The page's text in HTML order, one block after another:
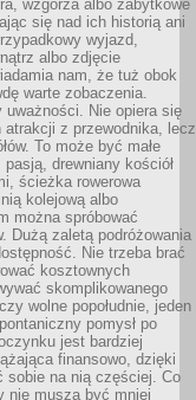
wzgórza albo zabytkowe
się nad ich historią ani
wyjazd,
albo zdjęcie
nam, że tuż obok
warte zobaczenia.
Nie opiera się
atrakcji z przewodnika, lecz
To może być małe
drewniany kościół
ścieżka rowerowa
kolejową albo
można spróbować
Dużą zaletą podróżowania
Nie trzeba brać
kosztownych
skomplikowanego
wolne popołudnie, jeden
pomysł po
jest bardziej
finansowo, dzięki
sobie na nią częściej. Co
nie muszą być mniej